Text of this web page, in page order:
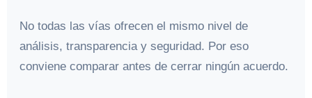
No todas las vías ofrecen el mismo nivel de
análisis, transparencia y seguridad. Por eso
conviene comparar antes de cerrar ningún acuerdo.